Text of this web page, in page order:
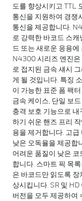
도를 향상시키고 TTL
통신을 지원하여 경쟁
통신을 제공합니다.
로 강력한 바코드 스
드 또는 새로운 응용에
N4300 시리즈 엔진은
로 접지된 금속 섀시
게 될 것입니다. 특징
이 가능한 표준 폼 팩
금속 케이스, 단일 보
충격 보호 기능으로
하기 쉬운 핸즈 프리
용을 제거합니다. 고
낮은 오독율을 제공합
어려운 품질이 낮은
합니다. 스마트 픽 목
은 바코드만 읽도록
상시킵니다. SR 및
버전을 모두 제공하여